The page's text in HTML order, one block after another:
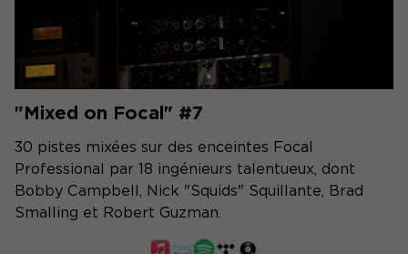
"Mixed on Focal" #7
30 pistes mixées sur des enceintes Focal
Professional par 18 ingénieurs talentueux, dont
Bobby Campbell, Nick "Squids" Squillante, Brad
Smalling et Robert Guzman.